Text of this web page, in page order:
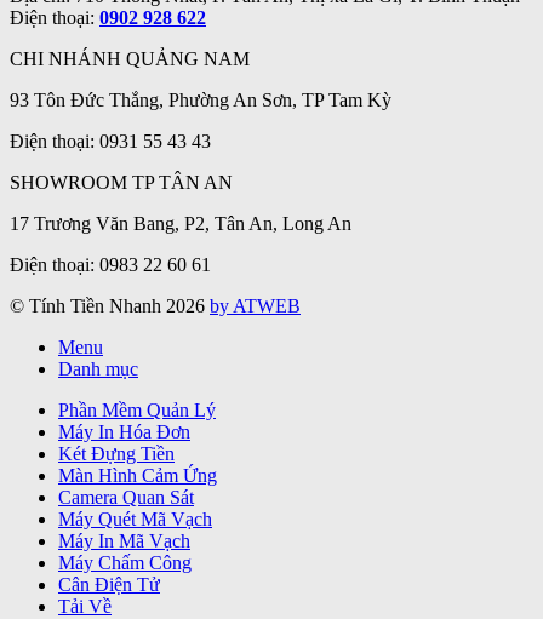
Điện thoại: 0902 928 622
CHI NHÁNH QUẢNG NAM
93 Tôn Đức Thắng, Phường An Sơn, TP Tam Kỳ
Điện thoại: 0931 55 43 43
SHOWROOM TP TÂN AN
17 Trương Văn Bang, P2, Tân An, Long An
Điện thoại: 0983 22 60 61
© Tính Tiền Nhanh 2026 by ATWEB
Menu
Danh mục
Phần Mềm Quản Lý
Máy In Hóa Đơn
Két Đựng Tiền
Màn Hình Cảm Ứng
Camera Quan Sát
Máy Quét Mã Vạch
Máy In Mã Vạch
Máy Chấm Công
Cân Điện Tử
Tải Về